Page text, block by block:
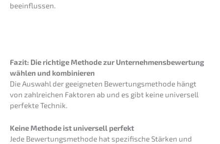
beeinflussen.
Fazit: Die richti­ge Metho­de zur Unter­neh­mens­be­wer­tung
wählen und kombinieren
Die Auswahl der geeig­ne­ten Bewer­tungs­me­tho­de hängt
von zahlrei­chen Fakto­ren ab und es gibt keine univer­sell
perfek­te Technik.
Keine Metho­de ist univer­sell perfekt
Jede Bewer­tungs­me­tho­de hat spezi­fi­sche Stärken und